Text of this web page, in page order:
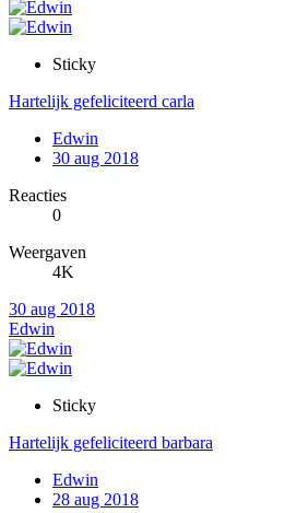
Sticky
Hartelijk gefeliciteerd carla
Edwin
30 aug 2018
Reacties
0
Weergaven
4K
30 aug 2018
Edwin
Sticky
Hartelijk gefeliciteerd barbara
Edwin
28 aug 2018